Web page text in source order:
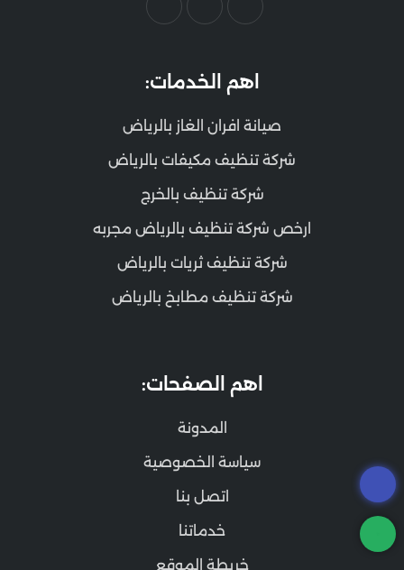
اهم الخدمات:
صيانة افران الغاز بالرياض
شركة تنظيف مكيفات بالرياض
شركة تنظيف بالخرج
ارخص شركة تنظيف بالرياض مجربه
شركة تنظيف ثريات بالرياض
شركة تنظيف مطابخ بالرياض
اهم الصفحات:
المدونة
سياسة الخصوصية
اتصل بنا
خدماتنا
خريطة الموقع